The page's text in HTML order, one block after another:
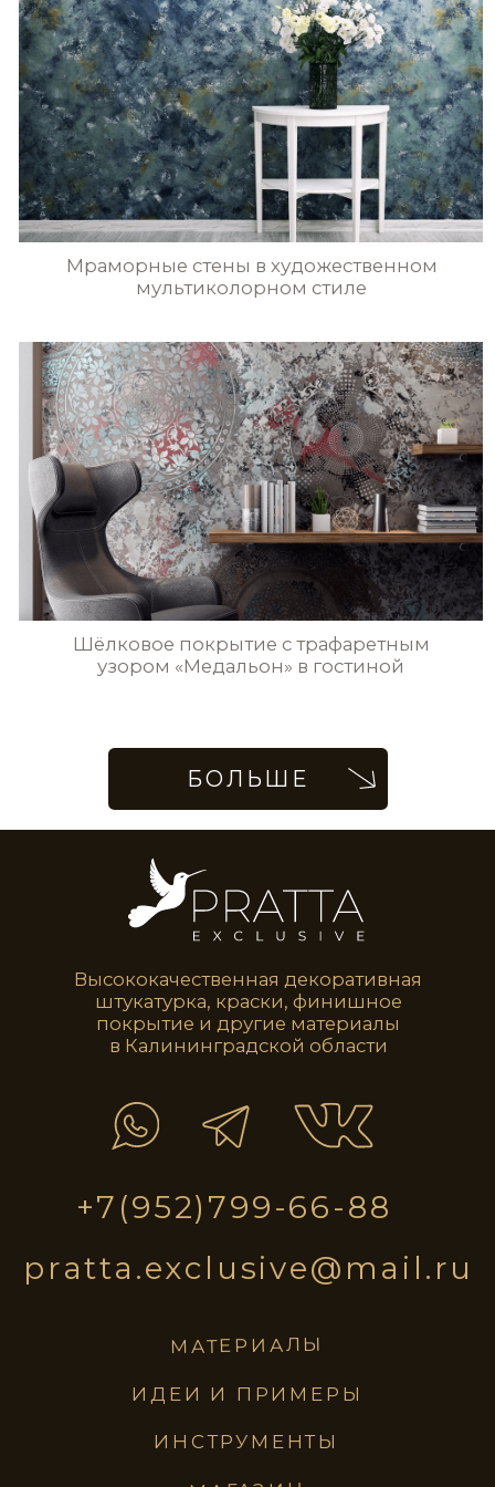
идеи и примеры
инструменты
pratta
exclusive
ПОЛИТИКА КОНФИДЕНЦИАЛЬНОСТИ
@2023 ВСЕ ПРАВА ЗАЩИЩЕНЫ
РАЗРАБОТКА САЙТА
вся текстовая информация и графические изображения
находящиеся на сайте pratta-exclusive.ru, являются
собственностью pratta exclusive и/или его партнеров.
перепечатка, воспроизведение в любой форме,
распространение, в том числе в переводе, любых
материалов сайта возможны только с письменного
разрешения pratta exclusive